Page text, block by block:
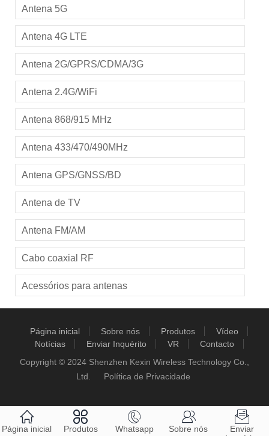
Antena 5G
Antena 4G LTE
Antena 2G/GPRS/CDMA/3G
Antena 2.4G/WiFi
Antena 868/915 MHz
Antena 433/470/490MHz
Antena GPS/GNSS/BD
Antena de TV
Antena FM/AM
Cabo coaxial RF
Acessórios para antenas
Página inicial Sobre nós Produtos
Vídeo
Notícias
Enviar Inquérito VR
Contacto
Copyright © 2024 Shenzhen Kexin Wireless Technology Co.,
Ltd.
Política de Privacidade

Página inicial

Produtos

Whatsapp

Sobre nós

Enviar